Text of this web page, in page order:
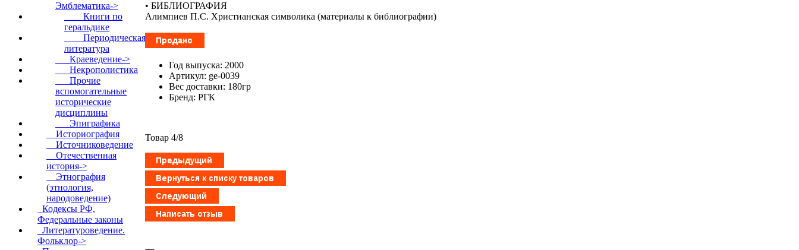
Эмблематика->
Книги по
геральдике
Периодическая
литература
Краеведение->
Некрополистика
Прочие
вспомогательные
исторические
дисциплины
Эпиграфика
Историография
Источниковедение
Отечественная
история->
Этнография
(этнология,
народоведение)
Кодексы РФ,
Федеральные законы
Литературоведение.
Фольклор->
• БИБЛИОГРАФИЯ
Алимпиев П.С. Христианская символика (материалы к библиографии)
Год выпуска: 2000
Артикул: ge-0039
Вес доставки: 180гр
Бренд: РГК
Товар 4/8